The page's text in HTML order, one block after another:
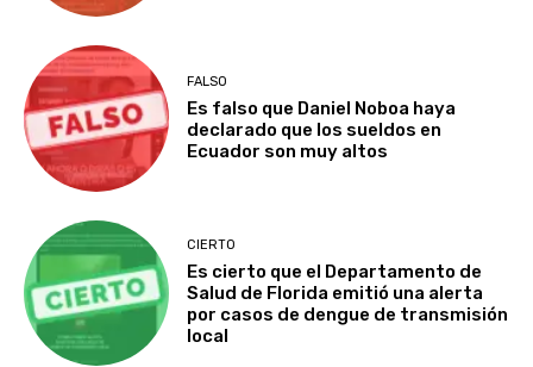
FALSO
Es falso que Daniel Noboa haya
declarado que los sueldos en
Ecuador son muy altos
CIERTO
Es cierto que el Departamento de
Salud de Florida emitió una alerta
por casos de dengue de transmisión
local